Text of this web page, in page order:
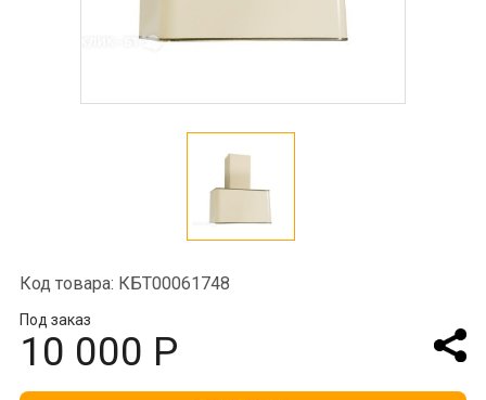
Код товара: КБТ00061748
Под заказ
10 000 Р